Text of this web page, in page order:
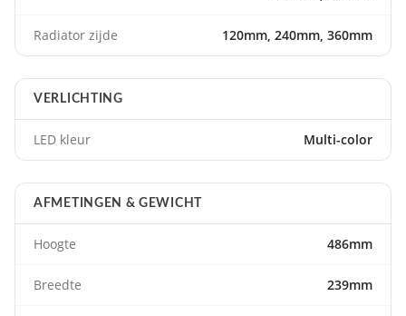
Radiator zijde 120mm, 240mm, 360mm
VERLICHTING
LED kleur Multi-color
AFMETINGEN & GEWICHT
Hoogte 486mm
Breedte 239mm